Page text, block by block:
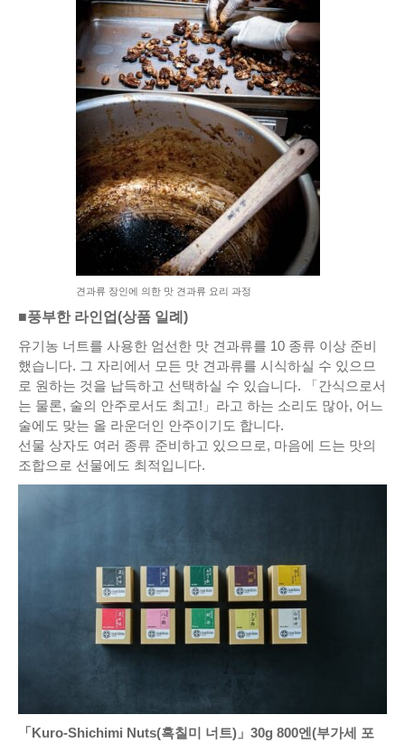
견과류 장인에 의한 맛 견과류 요리 과정
■풍부한 라인업(상품 일례)
유기농 너트를 사용한 엄선한 맛 견과류를 10 종류 이상 준비
했습니다. 그 자리에서 모든 맛 견과류를 시식하실 수 있으므
로 원하는 것을 납득하고 선택하실 수 있습니다. 「간식으로서
는 물론, 술의 안주로서도 최고!」라고 하는 소리도 많아, 어느
술에도 맞는 올 라운더인 안주이기도 합니다.
선물 상자도 여러 종류 준비하고 있으므로, 마음에 드는 맛의
조합으로 선물에도 최적입니다.
「Kuro-Shichimi Nuts(흑칠미 너트)」30g 800엔(부가세 포